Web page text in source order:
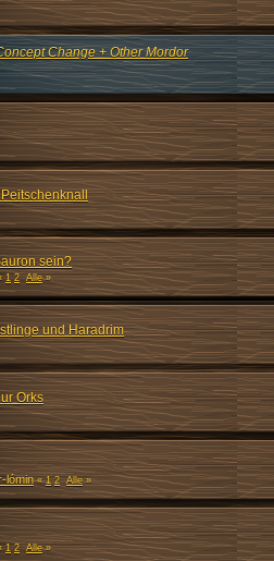
Change + Other Mordor
sein?
1 2 Alle»
und Haradrim
Orks
lómin «1 2 Alle»
1 2 Alle»